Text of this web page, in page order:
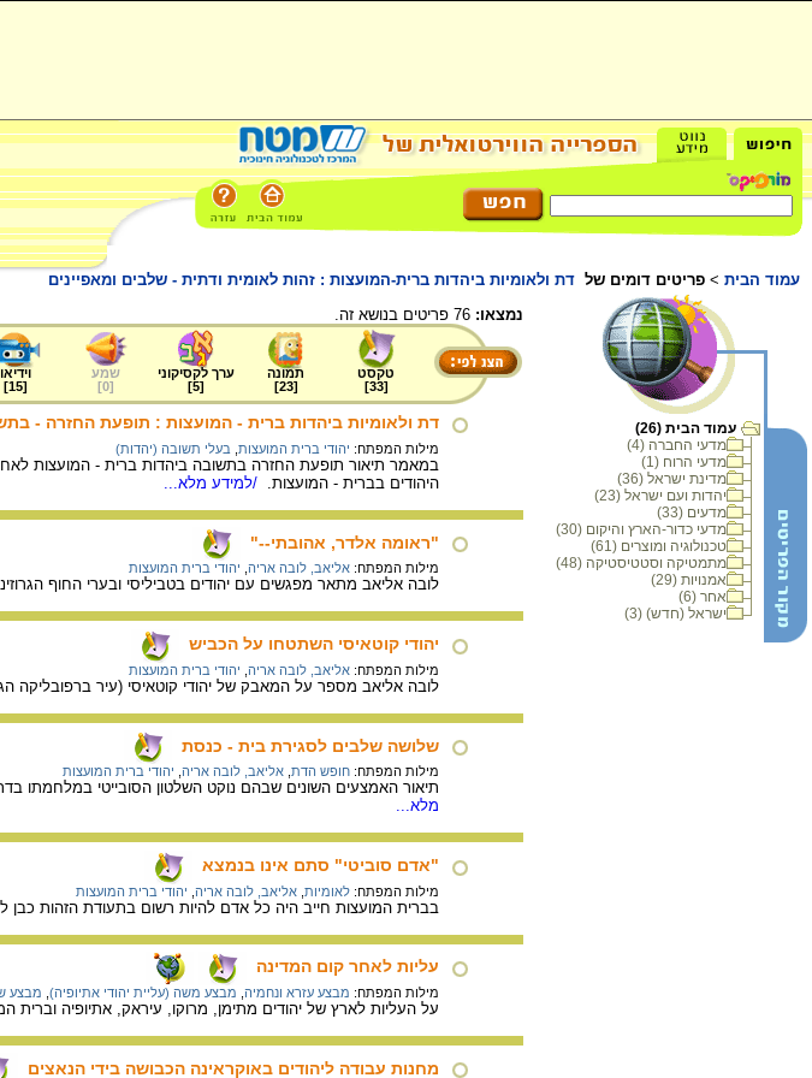
עמוד הבית > פריטים דומים של דת ולאומיות ביהדות ברית-המועצות : זהות לאומית ודתית - שלבים ומאפיינים
עמוד הבית (26)
מדעי החברה (4)
מדעי הרוח (1)
מדינת ישראל (36)
יהדות ועם ישראל (23)
מדעים (33)
מדעי כדור-הארץ והיקום (30)
טכנולוגיה ומוצרים (61)
מתמטיקה וסטטיסטיקה (48)
אמנויות (29)
אחר (6)
ישראל (חדש) (3)
נמצאו:
טקסט
[
33
]
תמונה
[
23
]
ערך לקסיקוני
[
5
]
שמע
[
0
]
וידיאו
[
15
]
דת ולאומיות ביהדות ברית - המועצות : תופעת החזרה -
מילות המפתח: יהודי ברית המועצות בעלי תשובה (יהדות)
במאמר תיאור תופעת החזרה בתשובה ביהדות ברית - המועצות
היהודים בברית - המועצות. /למידע מלא...
"ראומה אלדר, אהובתי--"
מילות המפתח: אליאב, לובה אריה יהודי ברית המועצות
לובה אליאב מתאר מפגשים עם יהודים בטביליסי ובערי החוף
יהודי קוטאיסי השתטחו על הכביש
מילות המפתח: אליאב, לובה אריה יהודי ברית המועצות
לובה אליאב מספר על המאבק של יהודי קוטאיסי (עיר ברפובליקה
שלושה שלבים לסגירת בית - כנסת
מילות המפתח: חופש הדת אליאב, לובה אריה יהודי ברית המועצות
תיאור האמצעים השונים שבהם נוקט השלטון הסובייטי במלחמתו
מלא...
"אדם סוביטי" סתם אינו בנמצא
מילות המפתח: לאומיות אליאב, לובה אריה יהודי ברית המועצות
בברית המועצות חייב היה כל אדם להיות רשום בתעודת הזהות כבן
עליות לאחר קום המדינה
מילות המפתח: מבצע עזרא ונחמיה מבצע משה (עליית יהודי אתיופיה) מבצע
על העליות לארץ של יהודים מתימן, מרוקו, עיראק, אתיופיה וברית
מחנות עבודה ליהודים באוקראינה הכבושה בידי הנאצים